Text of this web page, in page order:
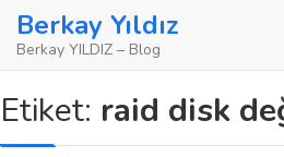
SkipBerkay Yıldız
Berkay YILDIZ – Blog
Etiket: raid disk